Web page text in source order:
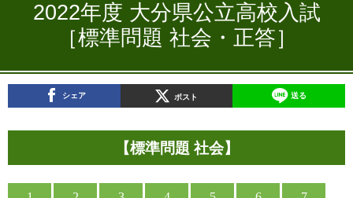
自由研究教材（小学生向け） 自由研究教材（中学生向け）
2022年度 大分県公立高校入試
［標準問題 社会・正答］
シェア ポスト 送る
【標準問題 社会】